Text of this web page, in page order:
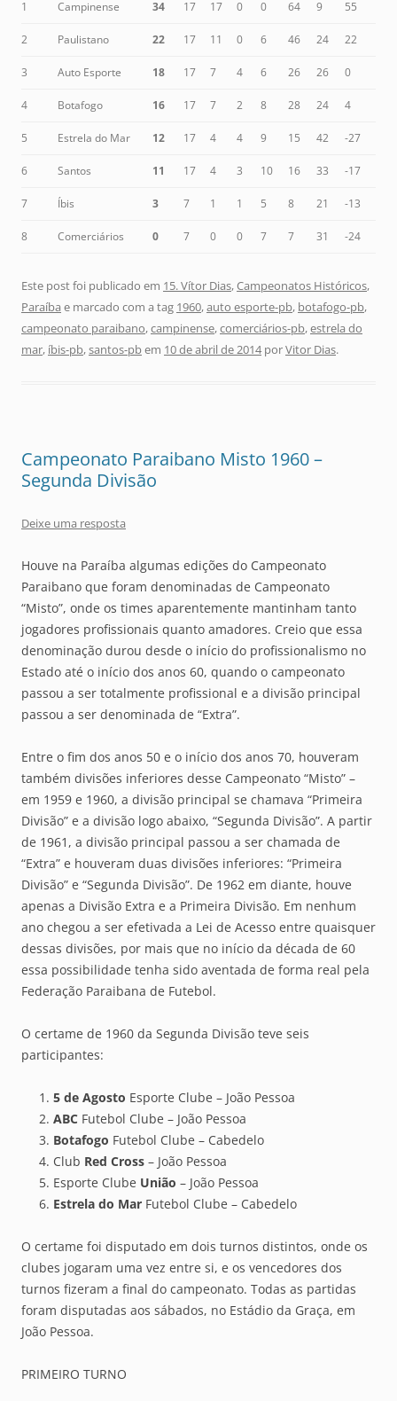
1 Campinense 34 17 17 0 0 64 9 55
2 Paulistano 22 17 11 0 6 46 24 22
3 Auto Esporte 18 17 7 4 6 26 26 0
4 Botafogo 16 17 7 2 8 28 24 4
5 Estrela do Mar 12 17 4 4 9 15 42 -27
6 Santos 11 17 4 3 10 16 33 -17
7 Íbis 3 7 1 1 5 8 21 -13
8 Comerciários 0 7 0 0 7 7 31 -24
Este post foi publicado em 15. Vítor Dias,Campeonatos Históricos,
Paraíba e marcado com a tag 1960,auto esporte-pb, botafogo-pb,
campeonato paraibano,campinense,comerciários-pb,estrela do
mar, íbis-pb,santos-pbem 10 de abril de 2014porVitor Dias.
Campeonato Paraibano Misto 1960 –
Segunda Divisão
Deixe uma resposta
Houve na Paraíba algumas edições do Campeonato
Paraibano que foram denominadas de Campeonato
“Misto”, onde os times aparentemente mantinham tanto
jogadores profissionais quanto amadores. Creio que essa
denominação durou desde o início do profissionalismo no
Estado até o início dos anos 60, quando o campeonato
passou a ser totalmente profissional e a divisão principal
passou a ser denominada de “Extra”.
Entre o fim dos anos 50 e o início dos anos 70, houveram
também divisões inferiores desse Campeonato “Misto” –
em 1959 e 1960, a divisão principal se chamava “Primeira
Divisão” e a divisão logo abaixo, “Segunda Divisão”. A partir
de 1961, a divisão principal passou a ser chamada de
“Extra” e houveram duas divisões inferiores: “Primeira
Divisão” e “Segunda Divisão”. De 1962 em diante, houve
apenas a Divisão Extra e a Primeira Divisão. Em nenhum
ano chegou a ser efetivada a Lei de Acesso entre quaisquer
dessas divisões, por mais que no início da década de 60
essa possibilidade tenha sido aventada de forma real pela
Federação Paraibana de Futebol.
O certame de 1960 da Segunda Divisão teve seis
participantes:
5 de Agosto Esporte Clube – João Pessoa
ABC Futebol Clube – João Pessoa
Botafogo Futebol Clube – Cabedelo
Club Red Cross – João Pessoa
Esporte Clube União – João Pessoa
Estrela do Mar Futebol Clube – Cabedelo
O certame foi disputado em dois turnos distintos, onde os
clubes jogaram uma vez entre si, e os vencedores dos
turnos fizeram a final do campeonato. Todas as partidas
foram disputadas aos sábados, no Estádio da Graça, em
João Pessoa.
PRIMEIRO TURNO